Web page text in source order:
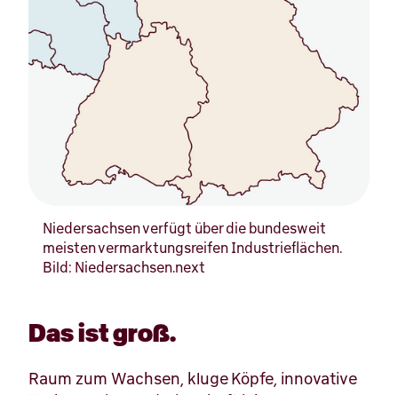
Niedersachsen verfügt über die bundesweit
meisten vermarktungsreifen Industrieflächen.
Bild: Niedersachsen.next
Das ist groß.
Raum zum Wachsen, kluge Köpfe, innovative